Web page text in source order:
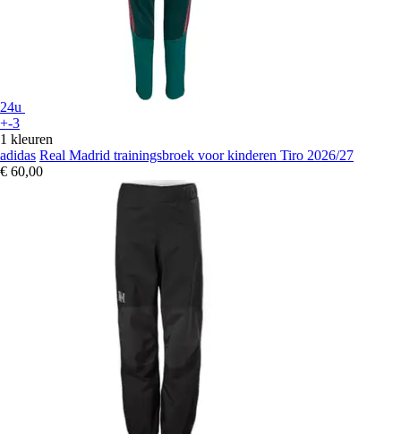
24u
+-3
1 kleuren
adidas Real Madrid trainingsbroek voor kinderen Tiro 2026/27
€ 60,00